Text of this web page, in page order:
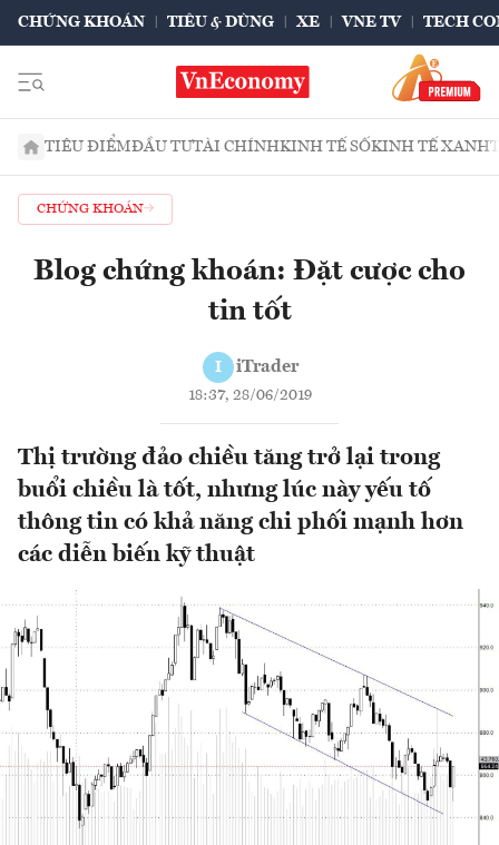
CHỨNG KHOÁN TIÊU & DÙNG XE VNE TV TECH
TIÊU ĐIỂMĐẦU TƯTÀI CHÍNHKINH TẾ SỐKINH TẾ XANH
CHỨNG KHOÁN
Blog chứng khoán: Đặt cược cho
tin tốt
I iTrader
18:37, 28/06/2019
Thị trường đảo chiều tăng trở lại trong
buổi chiều là tốt, nhưng lúc này yếu tố
thông tin có khả năng chi phối mạnh hơn
các diễn biến kỹ thuật